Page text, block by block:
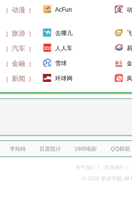
[ 动漫 ] AcFun
[ 旅游 ] 去哪儿
[ 汽车 ] 人人车
[ 金融 ] 雪球
[ 新闻 ] 环球网
李灿灿 百度统计 1905电影 QQ邮箱
关于我们 | 联系我们 |
© 2026 某错导航 All